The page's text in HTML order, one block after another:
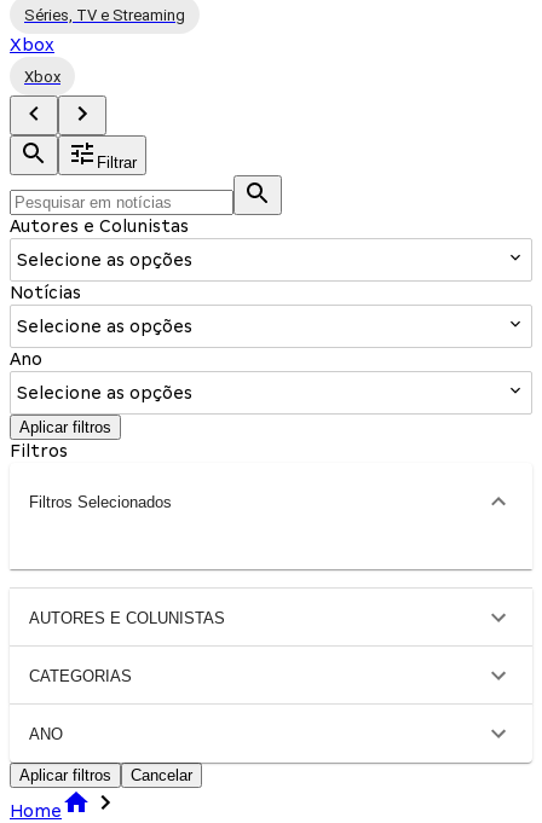
Séries, TV e Streaming
Xbox
Xbox
Filtrar
Autores e Colunistas
Selecione as opções
Notícias
Selecione as opções
Ano
Selecione as opções
Aplicar filtros
Filtros
Filtros Selecionados
AUTORES E COLUNISTAS
CATEGORIAS
ANO
Aplicar filtros Cancelar
Home